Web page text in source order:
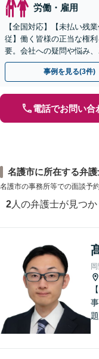
労働・雇用
【全国対応】【未払い残
従】働く皆様の正当な権
要。会社への疑問や悩み
回面談無料】【夜間・休
事例を見る(3件)
電話でお問い合
名護市に所在する弁護
名護市の事務所等での面談予
2 人の弁護士が見つ